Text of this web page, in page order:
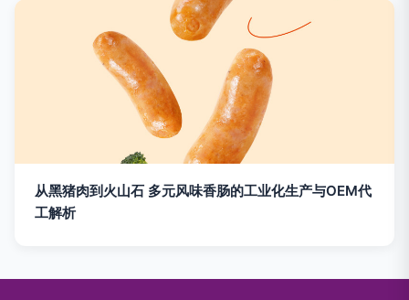
从黑猪肉到火山石 多元风味香肠的工业化生产与OEM代
工解析